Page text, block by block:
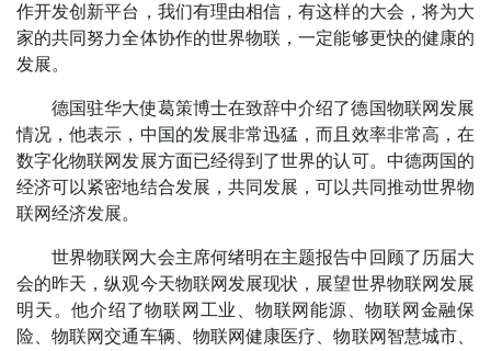
作开发创新平台，我们有理由相信，有这样的大会，将为大
家的共同努力全体协作的世界物联，一定能够更快的健康的
发展。
德国驻华大使葛策博士在致辞中介绍了德国物联网发展
情况，他表示，中国的发展非常迅猛，而且效率非常高，在
数字化物联网发展方面已经得到了世界的认可。中德两国的
经济可以紧密地结合发展，共同发展，可以共同推动世界物
联网经济发展。
世界物联网大会主席何绪明在主题报告中回顾了历届大
会的昨天，纵观今天物联网发展现状，展望世界物联网发展
明天。他介绍了物联网工业、物联网能源、物联网金融保
险、物联网交通车辆、物联网健康医疗、物联网智慧城市、